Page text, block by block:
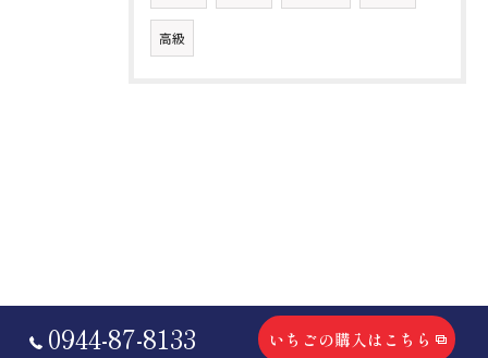
高級
0944-87-8133 いちごの購入はこちら